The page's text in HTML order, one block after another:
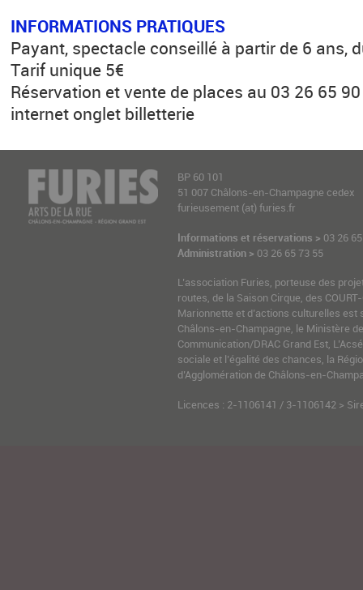
INFORMATIONS PRATIQUES
Payant, spectacle conseillé à partir de 6 ans,
Tarif unique 5€
Réservation et vente de places au 03 26 65
internet onglet billetterie
BP 60 101
51 007 Châlons-en-Champagne cedex
furieusement (at) furies.fr
Informations et réservations > 03 26
Administration > 03 26 65 73 55
L’association Furies, porteuse des
routes, de la Saison Cirque, des
Marionnette et d’actions culturelles est
Châlons-en-Champagne, le Ministère
Communication/DRAC Grand Est,
sociale et l’égalité des chances, la
d’Agglomération de Châlons-en-
Licences : 2-1106141 / 3-1106142 >